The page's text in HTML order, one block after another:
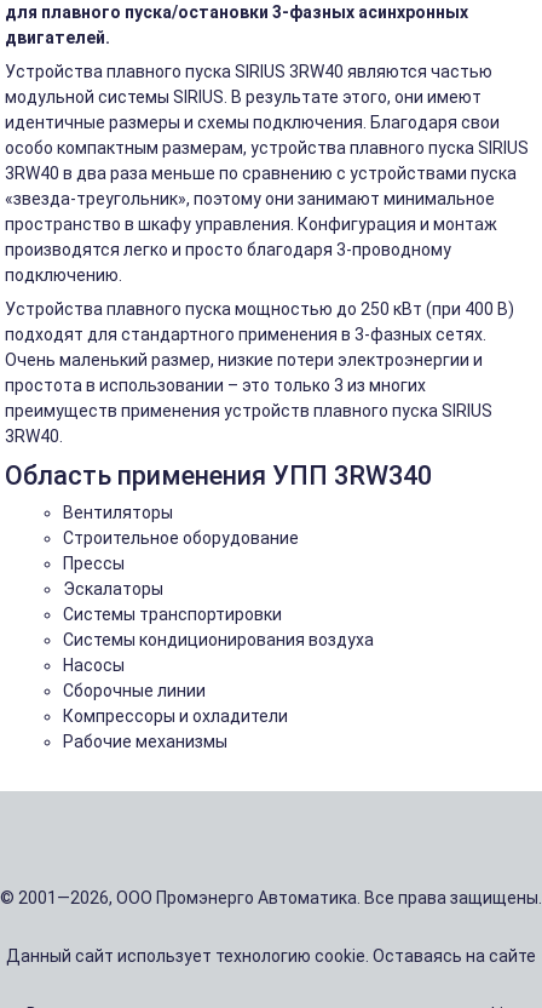
для плавного пуска/остановки 3-фазных асинхронных
двигателей.
Устройства плавного пуска SIRIUS 3RW40 являются частью
модульной системы SIRIUS. В результате этого, они имеют
идентичные размеры и схемы подключения. Благодаря свои
особо компактным размерам, устройства плавного пуска SIRIUS
3RW40 в два раза меньше по сравнению с устройствами пуска
«звезда-треугольник», поэтому они занимают минимальное
пространство в шкафу управления. Конфигурация и монтаж
производятся легко и просто благодаря 3-проводному
подключению.
Устройства плавного пуска мощностью до 250 кВт (при 400 В)
подходят для стандартного применения в 3-фазных сетях.
Очень маленький размер, низкие потери электроэнергии и
простота в использовании – это только 3 из многих
преимуществ применения устройств плавного пуска SIRIUS
3RW40.
Область применения УПП 3RW340
Вентиляторы
Строительное оборудование
Прессы
Эскалаторы
Системы транспортировки
Системы кондиционирования воздуха
Насосы
Сборочные линии
Компрессоры и охладители
Рабочие механизмы
© 2001—2026, ООО Промэнерго Автоматика. Все права защищены.
Данный сайт использует технологию cookie. Оставаясь на сайте